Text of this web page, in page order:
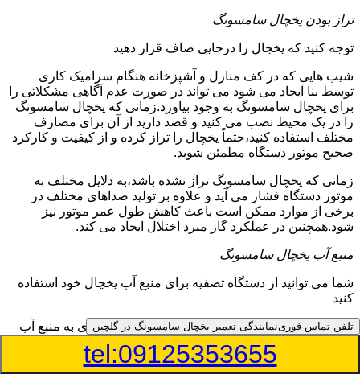
تراز بودن یخچال سامسونگ
توجه کنید که یخچال را درجایی صاف قرار دهید
شیب هایی که در کف منازل و آشپزخانه هنگام سرامیک کاری
توسط بنا ایجاد می شود می تواند در صورت عدم آگاهی مشکلاتی را
برای یخچال سامسونگ به وجود بیاورد.زمانی که یخچال سامسونگ
را در یک محیط نصب می کنید و قصد دارید از آن برای مصارف
مختلف استفاده کنید،حتماً یخچال را تراز کرده و از کیفیت و کارکرد
صحیح موتور دستگاه مطمئن شوید.
زمانی که یخچال سامسونگ تراز نشده باشد،به دلایل مختلف به
موتور دستگاه فشار می آید و علاوه بر تولید صداهای مختلف در
برخی از موارد ممکن است باعث کاهش طول عمر موتور نیز
شود.همچنین در عملکرد گاز مبرد اختلال ایجاد می کند.
منبع آب یخچال سامسونگ
شما می توانید از دستگاه تصفیه برای منبع آب یخچال خود استفاده
کنید
در دفترچه راهنمای یخچال سامسونگ قسمت ویژه ای به منبع آب
آن و راهنمایی لازم در زمینه نصب و استفاده از آن اختصاص داده
شده است.برخی از مدل های یخچال سامسونگ دارای منبع آبریز
تلفن تماس فورینمایندگی تعمیر یخچال سامسونگ در گلچین
tel:09125353655